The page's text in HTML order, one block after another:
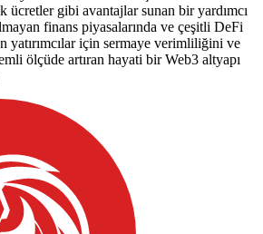
ücretler gibi avantajlar sunan bir yardımcı
finans piyasalarında ve çeşitli DeFi
yatırımcılar için sermaye verimliliğini ve
ölçüde artıran hayati bir Web3 altyapı